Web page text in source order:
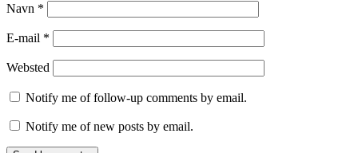
Navn *
E-mail *
Websted
Notify me of follow-up comments by email.
Notify me of new posts by email.